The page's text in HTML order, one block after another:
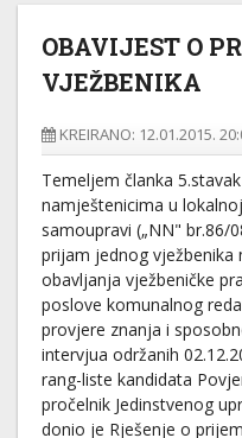
OBAVIJEST O
VJEŽBENIKA
KREIRANO: 12.01.2015.
Temeljem članka
namještenicima u
samoupravi („NN" br.86/
prijam jednog vježbenika
obavljanja vježbeničke
poslove komunalnog
provjere znanja i
intervjua održanih
rang-liste kandidata
pročelnik Jedinstvenog
donio je Rješenje o